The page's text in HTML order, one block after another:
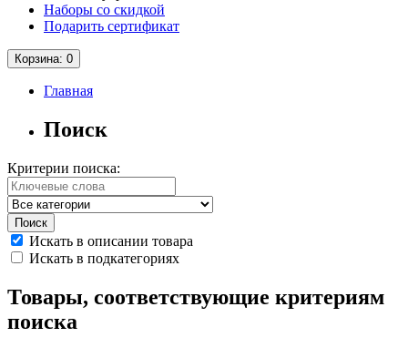
Наборы со скидкой
Подарить сертификат
Корзина: 0
Главная
Поиск
Критерии поиска:
Искать в описании товара
Искать в подкатегориях
Товары, соответствующие критериям
поиска